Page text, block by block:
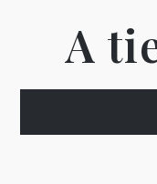
contenidoA